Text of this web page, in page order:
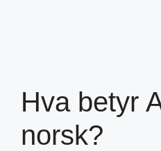
Hva betyr
norsk?